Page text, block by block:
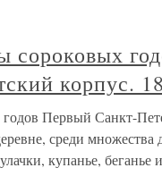
корпус.
Первый Санкт-
среди
купанье, беганье